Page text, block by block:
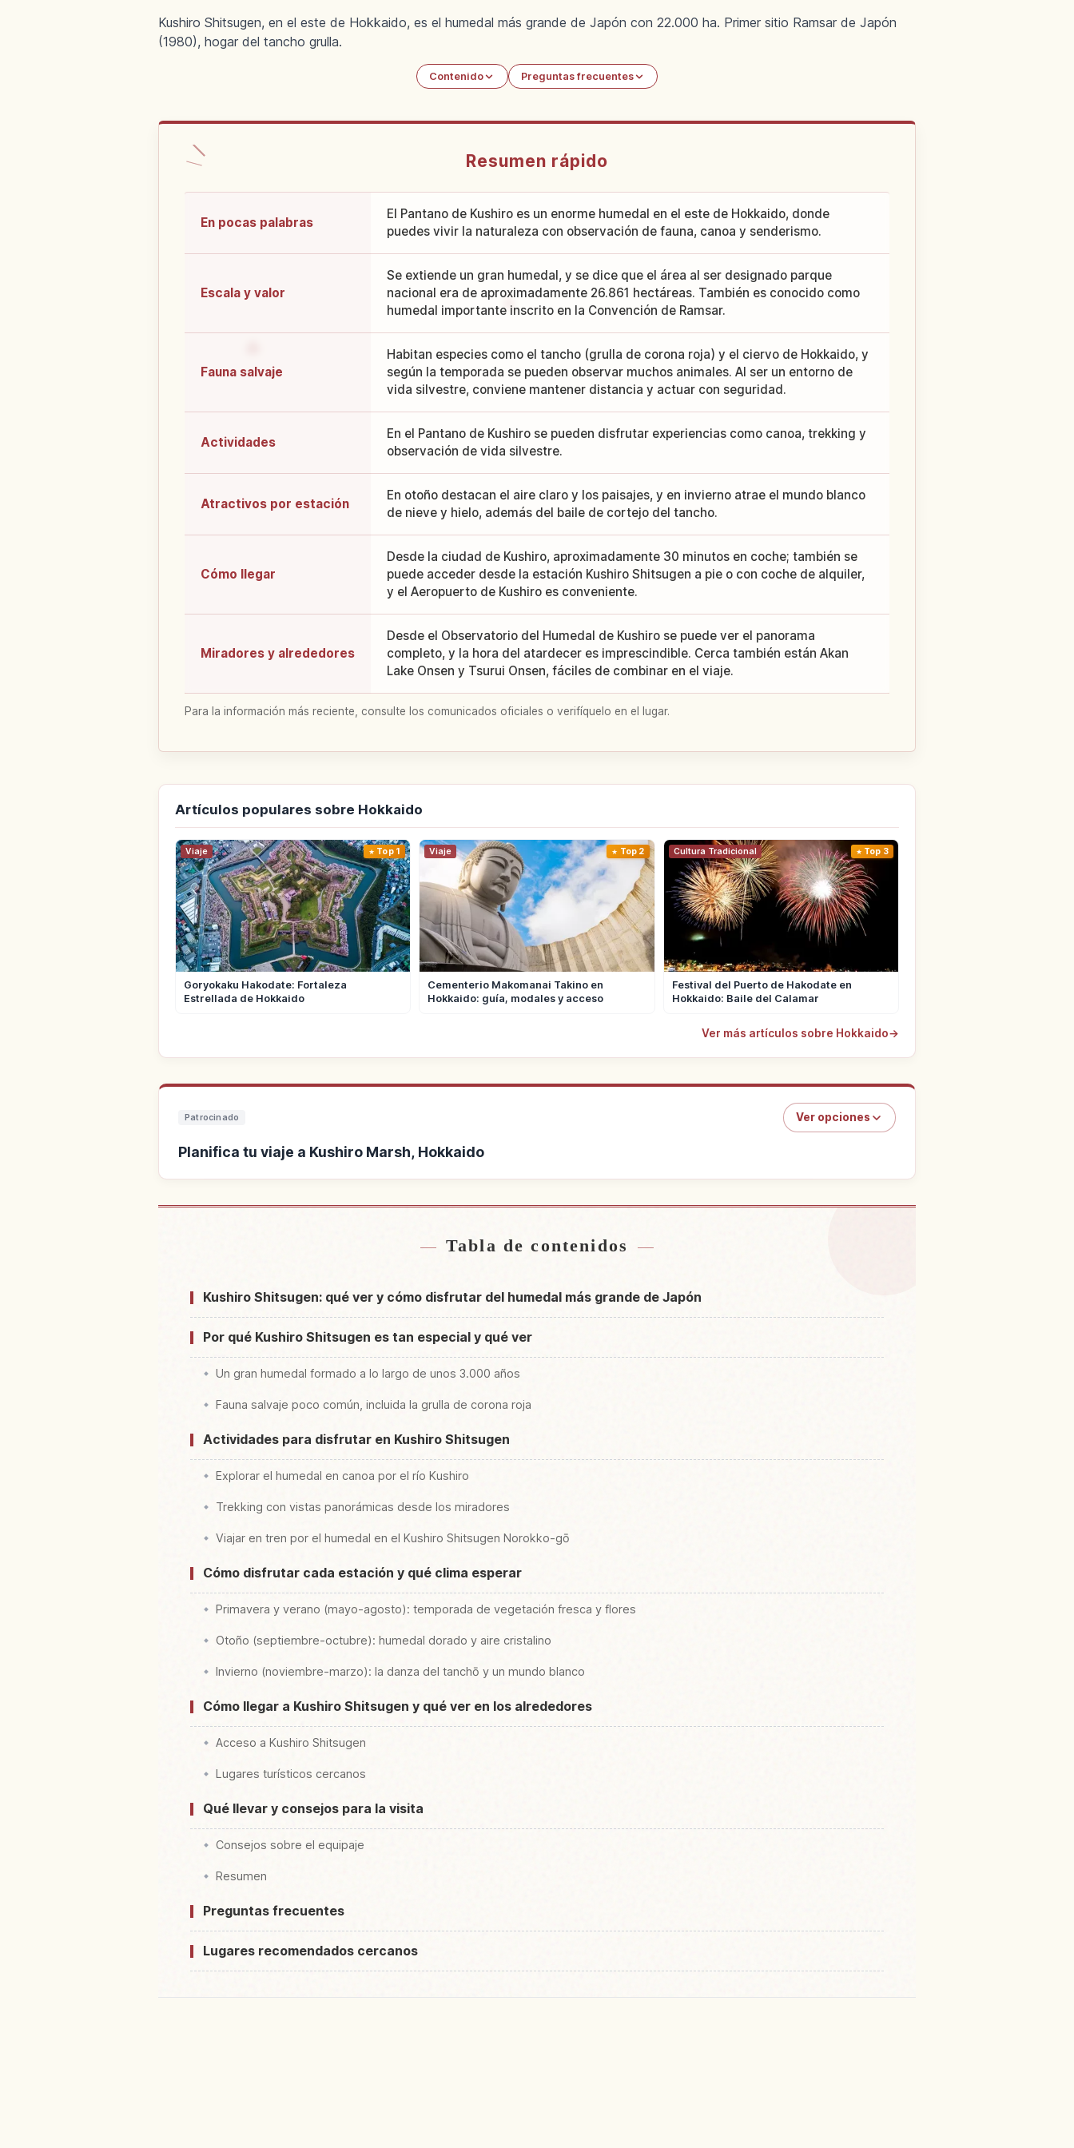
Kushiro Shitsugen, en el este de Hokkaido, es el humedal más grande de Japón con 22.000 ha. Primer sitio Ramsar de Japón
(1980), hogar del tancho grulla.
Contenido Preguntas frecuentes
Resumen rápido
En pocas palabras
El Pantano de Kushiro es un enorme humedal en el este de Hokkaido, donde
puedes vivir la naturaleza con observación de fauna, canoa y senderismo.
Escala y valor
Se extiende un gran humedal, y se dice que el área al ser designado parque
nacional era de aproximadamente 26.861 hectáreas. También es conocido como
humedal importante inscrito en la Convención de Ramsar.
Fauna salvaje
Habitan especies como el tancho (grulla de corona roja) y el ciervo de Hokkaido, y
según la temporada se pueden observar muchos animales. Al ser un entorno de
vida silvestre, conviene mantener distancia y actuar con seguridad.
Actividades
En el Pantano de Kushiro se pueden disfrutar experiencias como canoa, trekking y
observación de vida silvestre.
Atractivos por estación
En otoño destacan el aire claro y los paisajes, y en invierno atrae el mundo blanco
de nieve y hielo, además del baile de cortejo del tancho.
Cómo llegar
Desde la ciudad de Kushiro, aproximadamente 30 minutos en coche; también se
puede acceder desde la estación Kushiro Shitsugen a pie o con coche de alquiler,
y el Aeropuerto de Kushiro es conveniente.
Miradores y alrededores
Desde el Observatorio del Humedal de Kushiro se puede ver el panorama
completo, y la hora del atardecer es imprescindible. Cerca también están Akan
Lake Onsen y Tsurui Onsen, fáciles de combinar en el viaje.
Para la información más reciente, consulte los comunicados oficiales o verifíquelo en el lugar.
Artículos populares sobre Hokkaido
Viaje Top 1
Goryokaku Hakodate: Fortaleza
Estrellada de Hokkaido
Viaje Top 2
Cementerio Makomanai Takino en
Hokkaido: guía, modales y acceso
Cultura Tradicional Top 3
Festival del Puerto de Hakodate en
Hokkaido: Baile del Calamar
Ver más artículos sobre Hokkaido→
Patrocinado Ver opciones
Planifica tu viaje a Kushiro Marsh, Hokkaido
Tabla de contenidos
Kushiro Shitsugen: qué ver y cómo disfrutar del humedal más grande de Japón
Por qué Kushiro Shitsugen es tan especial y qué ver
Un gran humedal formado a lo largo de unos 3.000 años
Fauna salvaje poco común, incluida la grulla de corona roja
Actividades para disfrutar en Kushiro Shitsugen
Explorar el humedal en canoa por el río Kushiro
Trekking con vistas panorámicas desde los miradores
Viajar en tren por el humedal en el Kushiro Shitsugen Norokko-gō
Cómo disfrutar cada estación y qué clima esperar
Primavera y verano (mayo-agosto): temporada de vegetación fresca y flores
Otoño (septiembre-octubre): humedal dorado y aire cristalino
Invierno (noviembre-marzo): la danza del tanchō y un mundo blanco
Cómo llegar a Kushiro Shitsugen y qué ver en los alrededores
Acceso a Kushiro Shitsugen
Lugares turísticos cercanos
Qué llevar y consejos para la visita
Consejos sobre el equipaje
Resumen
Preguntas frecuentes
Lugares recomendados cercanos